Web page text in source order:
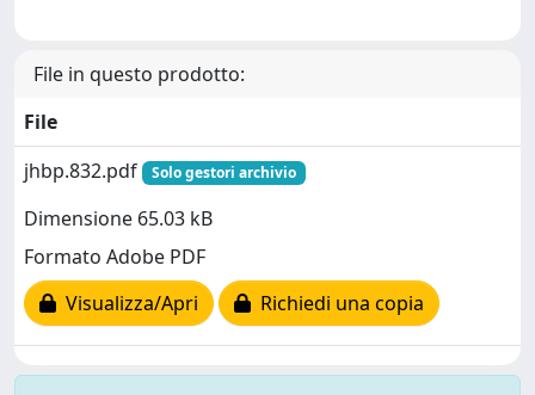
File in questo prodotto:
File
jhbp.832.pdf
Solo gestori archivio
Dimensione 65.03 kB
Formato Adobe PDF
Visualizza/Apri
Richiedi una copia